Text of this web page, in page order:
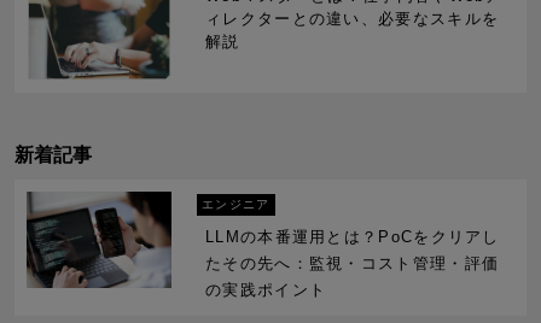
ィレクターとの違い、必要なスキルを
解説
新着記事
エンジニア
LLMの本番運用とは？PoCをクリアし
たその先へ：監視・コスト管理・評価
の実践ポイント